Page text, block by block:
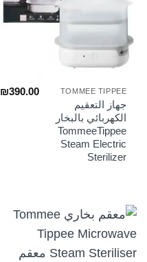
TOMMEE TIPPEE
جهاز التعقيم
الكهربائي بالبخار
TommeeTippee
Steam Electric
Sterilizer
₪390.00